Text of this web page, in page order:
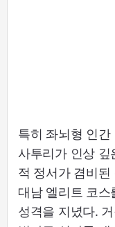
특히 좌뇌형 인간
사투리가 인상
적 정서가 겸비
대남 엘리트 코
성격을 지녔다.